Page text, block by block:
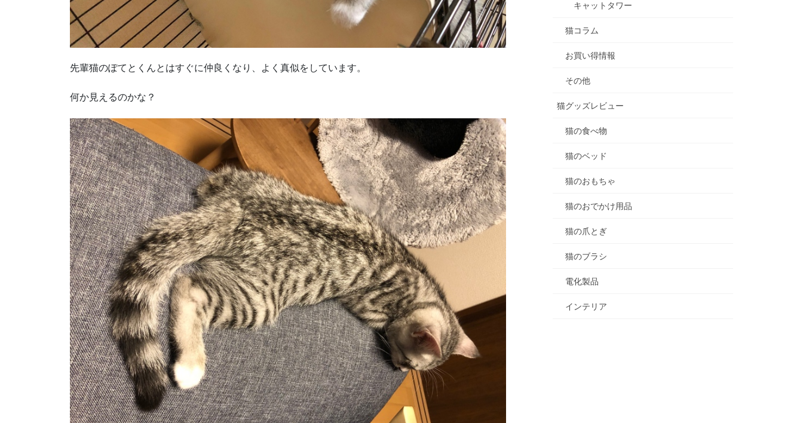
先輩猫のぽてとくんとはすぐに仲良くなり、よく真似をしています。
何か見えるのかな？
キャットタワー
猫コラム
お買い得情報
その他
猫グッズレビュー
猫の食べ物
猫のベッド
猫のおもちゃ
猫のおでかけ用品
猫の爪とぎ
猫のブラシ
電化製品
インテリア